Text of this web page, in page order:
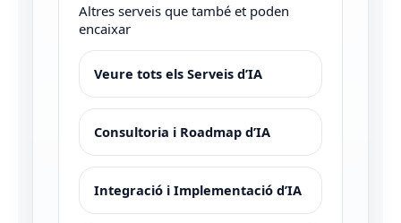
Altres serveis que també et poden
encaixar
Veure tots els Serveis d’IA
Consultoria i Roadmap d’IA
Integració i Implementació d’IA